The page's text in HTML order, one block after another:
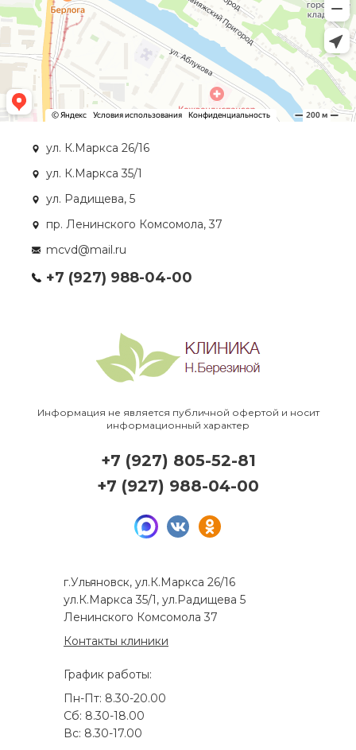
ул. К.Маркса 26/16
ул. К.Маркса 35/1
ул. Радищева, 5
пр. Ленинского Комсомола, 37
mcvd@mail.ru
+7 (927) 988-04-00
Информация не является публичной офертой и носит
информационный характер
г.Ульяновск, ул.К.Маркса 26/16
ул.К.Маркса 35/1, ул.Радищева 5
Ленинского Комсомола 37
Контакты клиники
График работы:
Пн-Пт: 8.30-20.00
Сб: 8.30-18.00
Вс: 8.30-17.00
+7 (927) 805-52-81
+7 (927) 988-04-00